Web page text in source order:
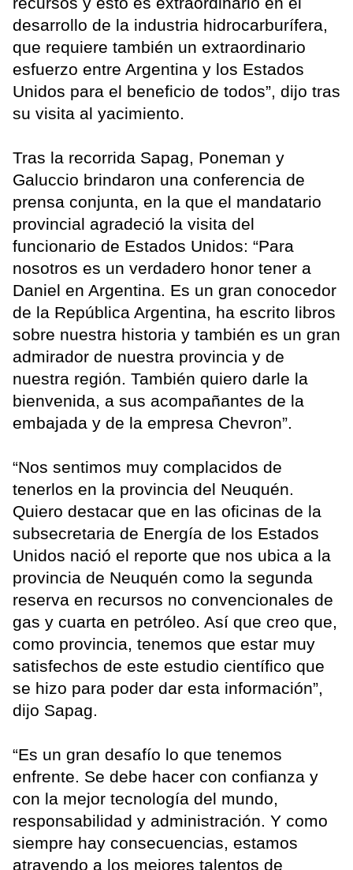
desarrollo de la industria hidrocarburífera,
que requiere también un extraordinario
esfuerzo entre Argentina y los Estados
Unidos para el beneficio de todos”, dijo tras
su visita al yacimiento.
Tras la recorrida Sapag, Poneman y
Galuccio brindaron una conferencia de
prensa conjunta, en la que el mandatario
provincial agradeció la visita del
funcionario de Estados Unidos: “Para
nosotros es un verdadero honor tener a
Daniel en Argentina. Es un gran conocedor
de la República Argentina, ha escrito libros
sobre nuestra historia y también es un gran
admirador de nuestra provincia y de
nuestra región. También quiero darle la
bienvenida, a sus acompañantes de la
embajada y de la empresa Chevron”.
“Nos sentimos muy complacidos de
tenerlos en la provincia del Neuquén.
Quiero destacar que en las oficinas de la
subsecretaria de Energía de los Estados
Unidos nació el reporte que nos ubica a la
provincia de Neuquén como la segunda
reserva en recursos no convencionales de
gas y cuarta en petróleo. Así que creo que,
como provincia, tenemos que estar muy
satisfechos de este estudio científico que
se hizo para poder dar esta información”,
dijo Sapag.
“Es un gran desafío lo que tenemos
enfrente. Se debe hacer con confianza y
con la mejor tecnología del mundo,
responsabilidad y administración. Y como
siempre hay consecuencias, estamos
atrayendo a los mejores talentos de